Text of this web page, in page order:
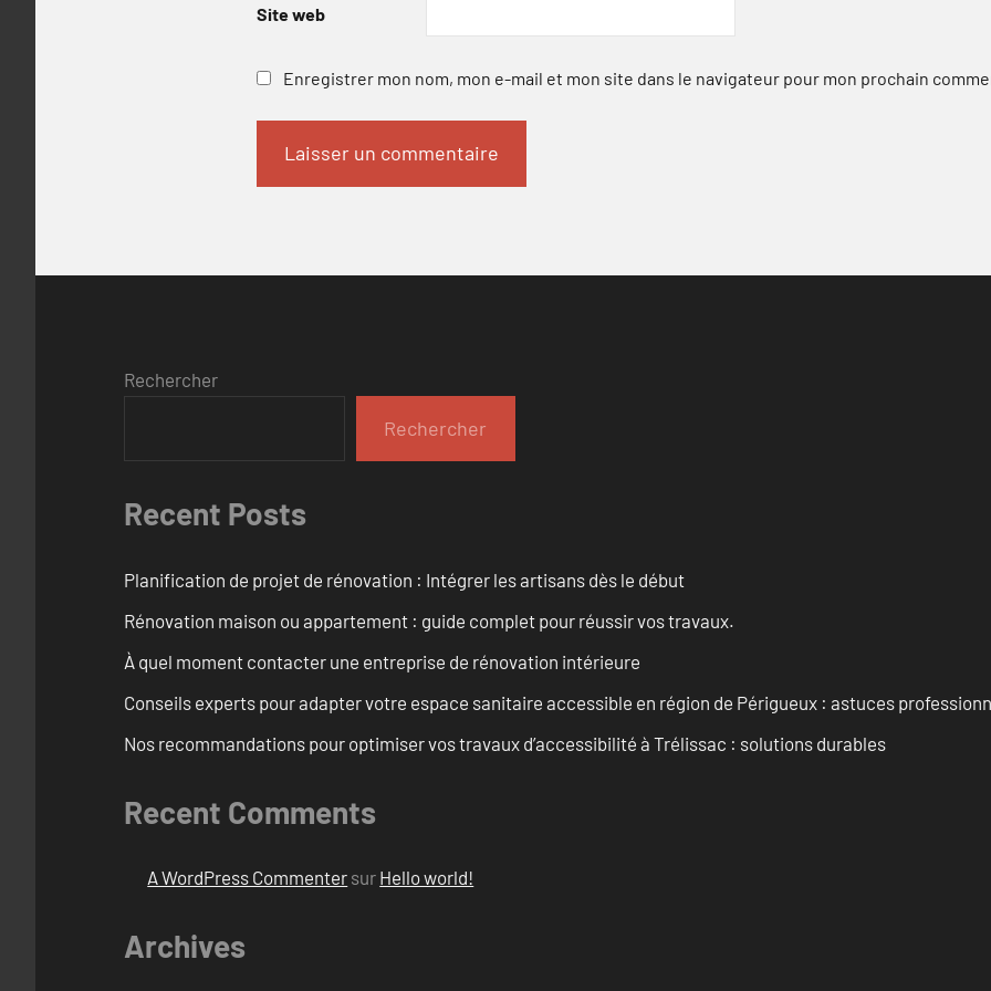
Site web
Enregistrer mon nom, mon e-mail et mon site dans le navigateur pour mon prochain
Rechercher
Rechercher
Recent Posts
Planification de projet de rénovation : Intégrer les artisans dès le début
Rénovation maison ou appartement : guide complet pour réussir vos travaux.
À quel moment contacter une entreprise de rénovation intérieure
Conseils experts pour adapter votre espace sanitaire accessible en région de Périgueux : astuces
Nos recommandations pour optimiser vos travaux d’accessibilité à Trélissac : solutions durables
Recent Comments
A WordPress Commenter sur Hello world!
Archives